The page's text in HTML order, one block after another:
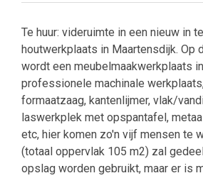
Te huur: videruimte in een nieuw in
houtwerkplaats in Maartensdijk. Op
wordt een meubelmaakwerkplaats
professionele machinale
formaatzaag, kantenlijmer, vlak/
laswerkplek met opspantafel,
etc, hier komen zo'n vijf mensen te
(totaal oppervlak 105 m2) zal
opslag worden gebruikt, maar er is